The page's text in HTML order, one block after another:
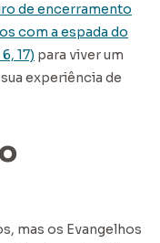
de encerramento
com a espada do
17) para viver um
experiência de
mas os Evangelhos